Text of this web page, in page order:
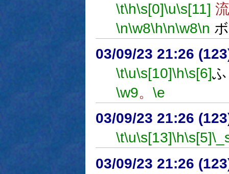
\t\h\s[0]\u\s[11]
\n\w8\h\n\w8\n
03/09/23 21:26
\t\u\s[10]\h\s[6]
\w9。 \e
03/09/23 21:26
\t\u\s[13]\h\s[5]
03/09/23 21:26